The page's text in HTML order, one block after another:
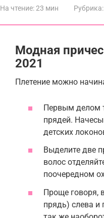
На чтение:23 мин Рубрика:
Модная
2021
Плетение можно
Первым делом
прядей.
детских
Выделите две
волос
поочередном
Проще говоря,
прядь) слева и